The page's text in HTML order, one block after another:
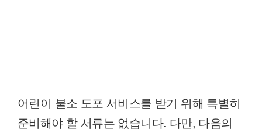
어린이 불소 도포 서비스를 받기 위해 특별히
준비해야 할 서류는 없습니다. 다만, 다음의